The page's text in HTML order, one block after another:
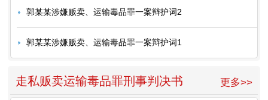
郭某某涉嫌贩卖、运输毒品罪一案辩护词2
郭某某涉嫌贩卖、运输毒品罪一案辩护词1
更多>>
走私贩卖运输毒品罪刑事判决书